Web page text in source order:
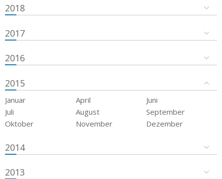
2018
2017
2016
2015
Januar April
Juni
Juli
August
September
Oktober
November Dezember
2014
2013